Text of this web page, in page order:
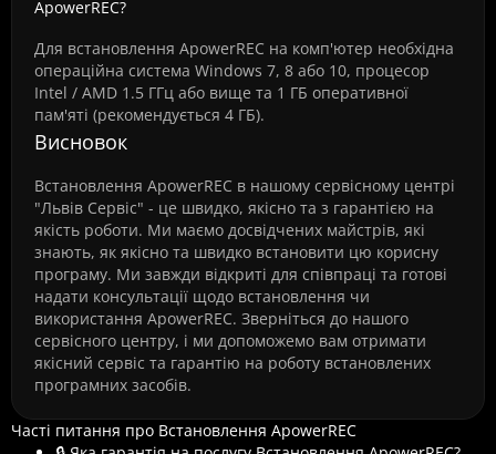
ApowerREC?
Для встановлення ApowerREC на комп'ютер необхідна
операційна система Windows 7, 8 або 10, процесор
Intel / AMD 1.5 ГГц або вище та 1 ГБ оперативної
пам'яті (рекомендується 4 ГБ).
Висновок
Встановлення ApowerREC в нашому сервісному центрі
"Львів Сервіс" - це швидко, якісно та з гарантією на
якість роботи. Ми маємо досвідчених майстрів, які
знають, як якісно та швидко встановити цю корисну
програму. Ми завжди відкриті для співпраці та готові
надати консультації щодо встановлення чи
використання ApowerREC. Зверніться до нашого
сервісного центру, і ми допоможемо вам отримати
якісний сервіс та гарантію на роботу встановлених
програмних засобів.
Часті питання про Встановлення ApowerREC